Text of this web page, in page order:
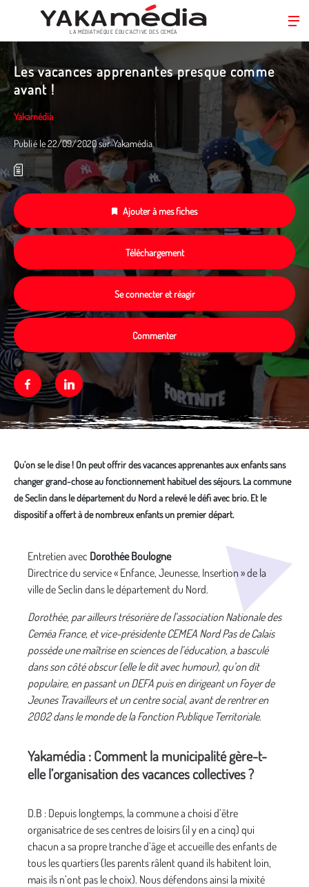
Aller
contenu
principal
LA MÉDIATHÈQUE ÉDUC’ACTIVE DES CEMÉA
Les vacances apprenantes presque comme
avant !
Yakamédia
Publié le 22/09/2020 sur Yakamédia.
Ajouter à mes fiches
Téléchargement
Se connecter et réagir
Commenter
FacebookLinkedin
Qu’on se le dise ! On peut offrir des vacances apprenantes aux enfants sans
changer grand-chose au fonctionnement habituel des séjours. La commune
de Seclin dans le département du Nord a relevé le défi avec brio. Et le
dispositif a offert à de nombreux enfants un premier départ.
Entretien avec Dorothée Boulogne
Directrice du service « Enfance, Jeunesse, Insertion » de la
ville de Seclin dans le département du Nord.
Dorothée, par ailleurs trésorière de l’association Nationale des
Ceméa France, et vice-présidente CEMEA Nord Pas de Calais
possède une maîtrise en sciences de l’éducation, a basculé
dans son côté obscur (elle le dit avec humour), qu’on dit
populaire, en passant un DEFA puis en dirigeant un Foyer de
Jeunes Travailleurs et un centre social, avant de rentrer en
2002 dans le monde de la Fonction Publique Territoriale.
Yakamédia : Comment la municipalité gère-t-
elle l’organisation des vacances collectives ?
D.B : Depuis longtemps, la commune a choisi d’être
organisatrice de ses centres de loisirs (il y en a cinq) qui
chacun a sa propre tranche d’âge et accueille des enfants de
tous les quartiers (les parents râlent quand ils habitent loin,
mais ils n’ont pas le choix). Nous défendons ainsi la mixité